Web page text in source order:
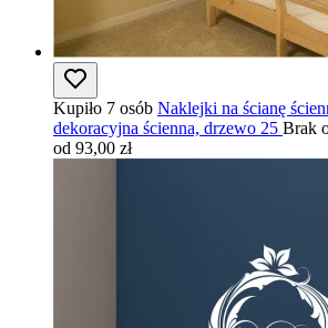
Kupiło 7 osób Naklejki na ścianę
dekoracyjna ścienna, drzewo 25 Brak
od 93,00 zł